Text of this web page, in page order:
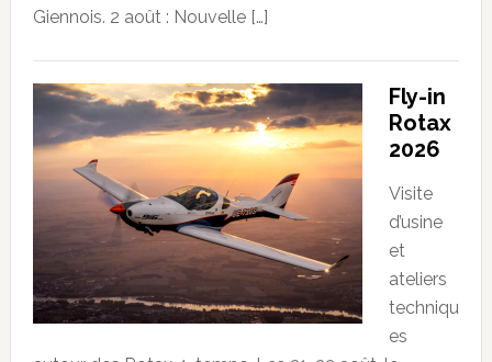
Giennois. 2 août : Nouvelle […]
Fly-in
Rotax
2026
Visite
d’usine
et
ateliers
techniqu
es